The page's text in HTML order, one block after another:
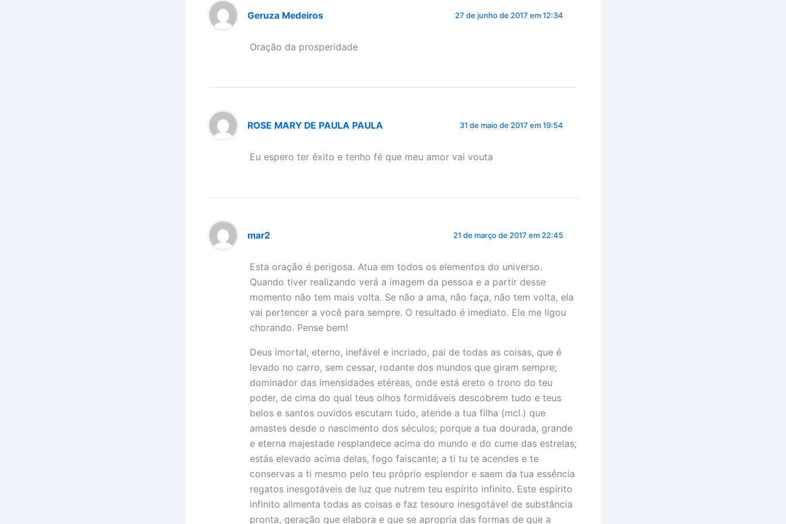
Geruza Medeiros 27 de junho de 2017 em 12:34
Oração da prosperidade
ROSE MARY DE PAULA PAULA 31 de maio de 2017 em 19:54
Eu espero ter êxito e tenho fé que meu amor vai vouta
mar2 21 de março de 2017 em 22:45
Esta oração é perigosa. Atua em todos os elementos do universo.
Quando tiver realizando verá a imagem da pessoa e a partir desse
momento não tem mais volta. Se não a ama, não faça, não tem volta, ela
vai pertencer a você para sempre. O resultado é imediato. Ele me ligou
chorando. Pense bem!
Deus imortal, eterno, inefável e incriado, pai de todas as coisas, que é
levado no carro, sem cessar, rodante dos mundos que giram sempre;
dominador das imensidades etéreas, onde está ereto o trono do teu
poder, de cima do qual teus olhos formidáveis descobrem tudo e teus
belos e santos ouvidos escutam tudo, atende a tua filha (mcl.) que
amastes desde o nascimento dos séculos; porque a tua dourada, grande
e eterna majestade resplandece acima do mundo e do cume das estrelas;
estás elevado acima delas, fogo faiscante; a ti tu te acendes e te
conservas a ti mesmo pelo teu próprio esplendor e saem da tua essência
regatos inesgotáveis de luz que nutrem teu espírito infinito. Este espírito
infinito alimenta todas as coisas e faz tesouro inesgotável de substância
pronta, geração que elabora e que se apropria das formas de que a